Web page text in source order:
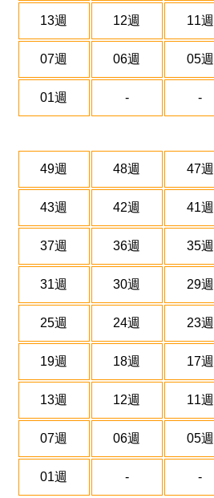
13週 12週 11週
07週 06週 05週
01週 - -
49週 48週 47週
43週 42週 41週
37週 36週 35週
31週 30週 29週
25週 24週 23週
19週 18週 17週
13週 12週 11週
07週 06週 05週
01週 - -